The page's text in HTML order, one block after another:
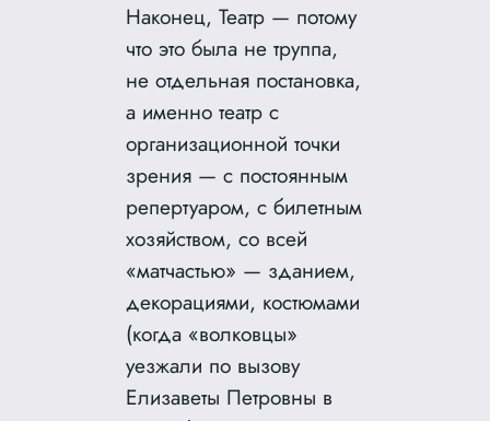
Наконец, Театр — потому
что это была не труппа,
не отдельная постановка,
а именно театр с
организационной точки
зрения — с постоянным
репертуаром, с билетным
хозяйством, со всей
«матчастью» — зданием,
декорациями, костюмами
(когда «волковцы»
уезжали по вызову
Елизаветы Петровны в